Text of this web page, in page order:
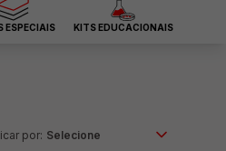
ESPECIAIS KITS EDUCACIONAIS
por: